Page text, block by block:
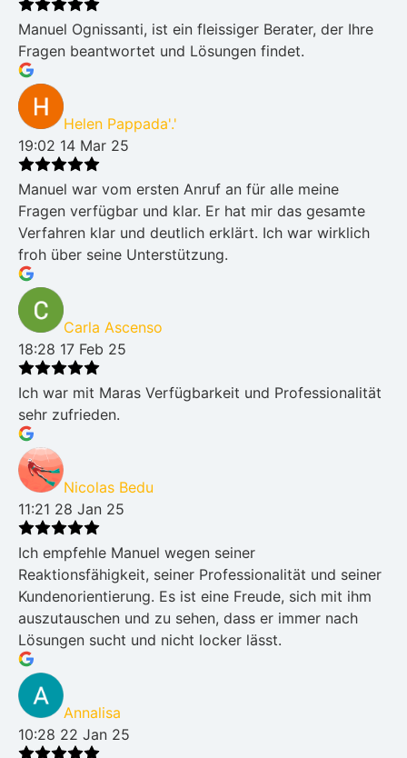
Manuel Ognissanti, ist ein fleissiger Berater, der Ihre
Fragen beantwortet und Lösungen findet.
Helen Pappada'.'
19:02 14 Mar 25
Manuel war vom ersten Anruf an für alle meine
Fragen verfügbar und klar. Er hat mir das gesamte
Verfahren klar und deutlich erklärt. Ich war wirklich
froh über seine Unterstützung.
Carla Ascenso
18:28 17 Feb 25
Ich war mit Maras Verfügbarkeit und Professionalität
sehr zufrieden.
Nicolas Bedu
11:21 28 Jan 25
Ich empfehle Manuel wegen seiner
Reaktionsfähigkeit, seiner Professionalität und seiner
Kundenorientierung. Es ist eine Freude, sich mit ihm
auszutauschen und zu sehen, dass er immer nach
Lösungen sucht und nicht locker lässt.
Annalisa
10:28 22 Jan 25